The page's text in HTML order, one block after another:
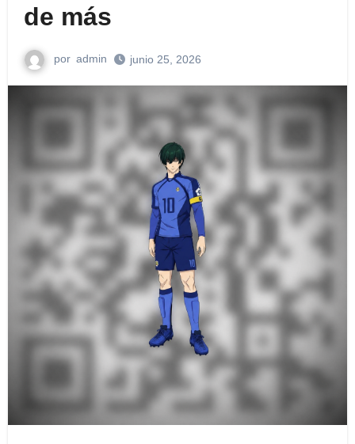
de más
por admin junio 25, 2026